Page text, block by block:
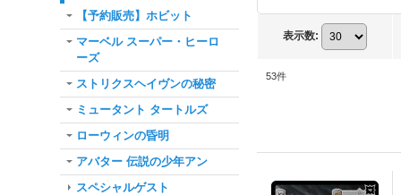
【予約販売】ホビット
マーベル スーパー・ヒーロ
ーズ
ストリクスヘイヴンの秘密
ミュータント タートルズ
ローウィンの昏明
アバター 伝説の少年アン
スペシャルゲスト
表示数:
53件